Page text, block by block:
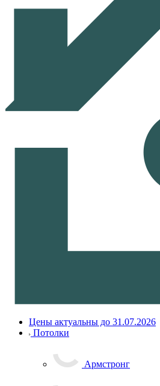
Цены актуальны до 31.07.2026
Потолки
Армстронг